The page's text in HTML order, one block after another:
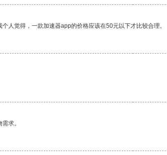
人觉得，一款加速器app的价格应该在50元以下才比较合理。
求。